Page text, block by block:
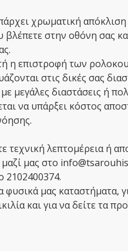
χρωματική
βλέπετε στην οθόνη σας
η επιστροφή των
στις δικές σας
μεγάλες διαστάσεις ή
να υπάρξει κόστος
τεχνική λεπτομέρεια ή
μας στο
2102400374.
φυσικά μας καταστήματα,
και για να δείτε τα